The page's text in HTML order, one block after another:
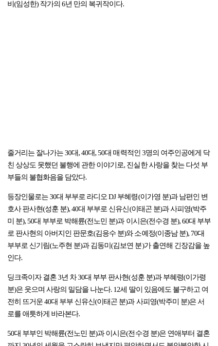
비(임성한) 작가의 6년 만의 복귀작이다.
줄거리는 잘나가는 30대, 40대, 50대 매력적인 3명의 여주인공에게 닥
친 상상도 못했던 불행에 관한 이야기로, 진실한 사랑을 찾는 다섯 부
부들의 불협화음을 담았다.
등장인물로는 30대 부부로 라디오 DJ 부혜령(이가영 분)과 남편인 변
호사 판사현(성훈 분), 40대 부부로 신유신(이태곤 분)과 사피영(박주
미 분), 50대 부부로 박해륜(전노민 분)과 이시은(전수경 분), 60대 부부
로 판사현의 아버지인 판문호(김응수 분)와 소예정(이종남 분), 70대
부부로 신기림(노주현 분)과 김동미(김보연 분)가 출연해 긴장감을 높
인다.
딩크족이자 결혼 3년 차 30대 부부 판사현(성훈 분)과 부혜령(이가령
분)은 웃으며 사랑의 밀담을 나눈다. 12세 딸이 있음에도 불구하고 여
전히 뜨거운 40대 부부 신유신(이태곤 분)과 사피영(박주미 분)은 서
로를 애틋하게 바라본다.
50대 부부인 박해륜(전노민 분)과 이시은(전수경 분)은 연애부터 결혼